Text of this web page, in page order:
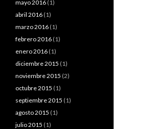
mayo 2016 (1)
abril 2016 (1)
marzo 2016 (1)
febrero 2016 (1)
enero 2016 (1)
diciembre 2015 (1)
noviembre 2015 (2)
octubre 2015 (1)
septiembre 2015 (1)
agosto 2015 (1)
julio 2015 (1)